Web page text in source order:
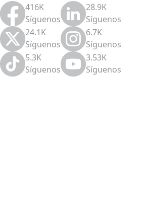
416K
Síguenos
28.9K
Síguenos
24.1K
Síguenos
6.7K
Síguenos
5.3K
Síguenos
3.53K
Síguenos